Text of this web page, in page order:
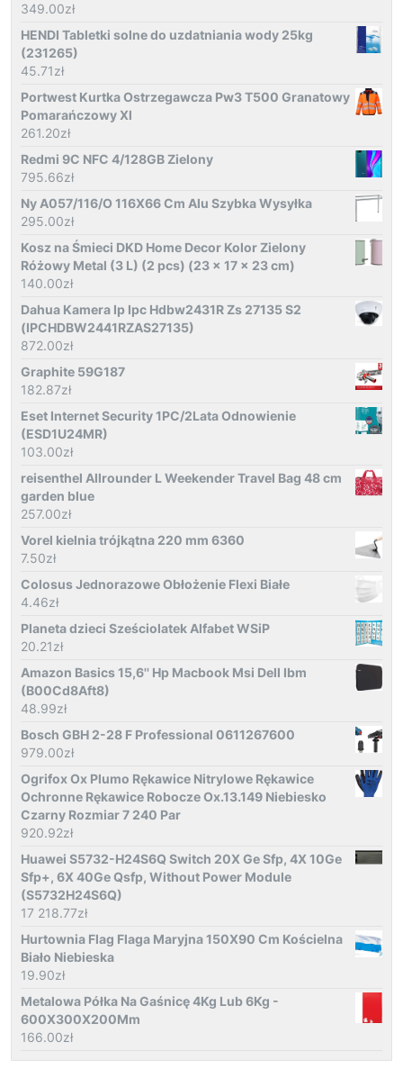
349.00zł
HENDI Tabletki solne do uzdatniania wody 25kg
(231265)
45.71zł
Portwest Kurtka Ostrzegawcza Pw3 T500 Granatowy
Pomarańczowy Xl
261.20zł
Redmi 9C NFC 4/128GB Zielony
795.66zł
Ny A057/116/O 116X66 Cm Alu Szybka Wysyłka
295.00zł
Kosz na Śmieci DKD Home Decor Kolor Zielony
Różowy Metal (3 L) (2 pcs) (23 x 17 x 23 cm)
140.00zł
Dahua Kamera Ip Ipc Hdbw2431R Zs 27135 S2
(IPCHDBW2441RZAS27135)
872.00zł
Graphite 59G187
182.87zł
Eset Internet Security 1PC/2Lata Odnowienie
(ESD1U24MR)
103.00zł
reisenthel Allrounder L Weekender Travel Bag 48 cm
garden blue
257.00zł
Vorel kielnia trójkątna 220 mm 6360
7.50zł
Colosus Jednorazowe Obłożenie Flexi Białe
4.46zł
Planeta dzieci Sześciolatek Alfabet WSiP
20.21zł
Amazon Basics 15,6'' Hp Macbook Msi Dell Ibm
(B00Cd8Aft8)
48.99zł
Bosch GBH 2-28 F Professional 0611267600
979.00zł
Ogrifox Ox Plumo Rękawice Nitrylowe Rękawice
Ochronne Rękawice Robocze Ox.13.149 Niebiesko
Czarny Rozmiar 7 240 Par
920.92zł
Huawei S5732-H24S6Q Switch 20X Ge Sfp, 4X 10Ge
Sfp+, 6X 40Ge Qsfp, Without Power Module
(S5732H24S6Q)
17 218.77zł
Hurtownia Flag Flaga Maryjna 150X90 Cm Kościelna
Biało Niebieska
19.90zł
Metalowa Półka Na Gaśnicę 4Kg Lub 6Kg -
600X300X200Mm
166.00zł